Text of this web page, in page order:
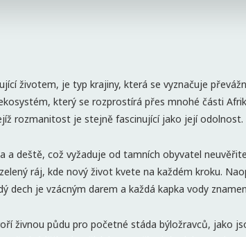
životem, je typ krajiny, která se vyznačuje
který se rozprostírá přes mnohé části
rozmanitost je stejně fascinující jako její odolnost.
a deště, což vyžaduje od tamních obyvatel
ráj, kde nový život kvete na každém kroku.
dech je vzácným darem a každá kapka vody
živnou půdu pro početné stáda býložravců, jako